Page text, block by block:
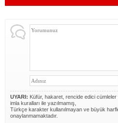
UYARI: Küfür, hakaret, rencide edici cümleler
imla kuralları ile yazılmamış,
Türkçe karakter kullanılmayan ve büyük
onaylanmamaktadır.